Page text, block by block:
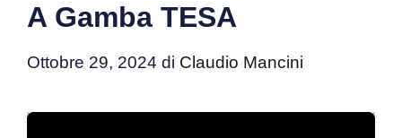
A Gamba TESA
Ottobre 29, 2024 di Claudio Mancini